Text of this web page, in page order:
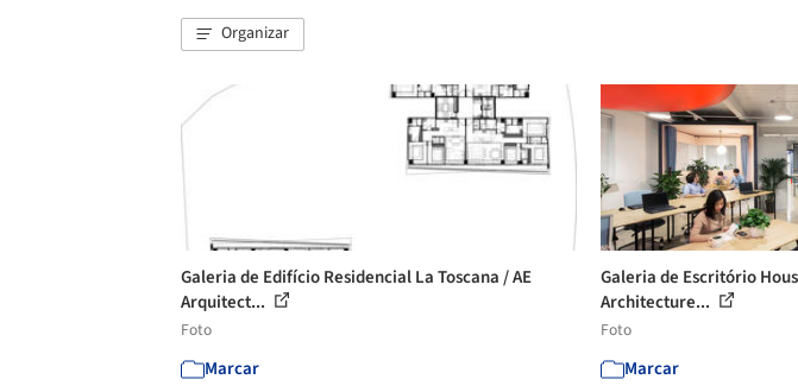
Organizar
Galeria de Edifício Residencial La Toscana / AE
Arquitect...
Foto
Marcar
Galeria de Escritório
Architecture...
Foto
Marcar